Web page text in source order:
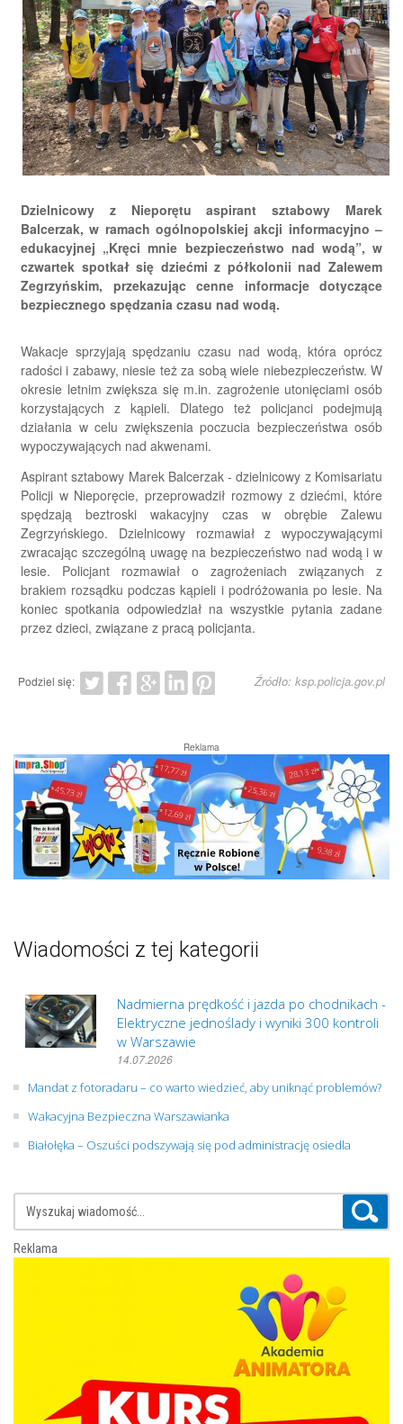
Dzielnicowy z Nieporętu aspirant sztabowy Marek
Balcerzak, w ramach ogólnopolskiej akcji informacyjno –
edukacyjnej „Kręci mnie bezpieczeństwo nad wodą”, w
czwartek spotkał się dziećmi z półkolonii nad Zalewem
Zegrzyńskim, przekazując cenne informacje dotyczące
bezpiecznego spędzania czasu nad wodą.
Wakacje sprzyjają spędzaniu czasu nad wodą, która oprócz
radości i zabawy, niesie też za sobą wiele niebezpieczeństw. W
okresie letnim zwiększa się m.in. zagrożenie utonięciami osób
korzystających z kąpieli. Dlatego też policjanci podejmują
działania w celu zwiększenia poczucia bezpieczeństwa osób
wypoczywających nad akwenami.
Aspirant sztabowy Marek Balcerzak - dzielnicowy z Komisariatu
Policji w Nieporęcie, przeprowadził rozmowy z dziećmi, które
spędzają beztroski wakacyjny czas w obrębie Zalewu
Zegrzyńskiego. Dzielnicowy rozmawiał z wypoczywającymi
zwracając szczególną uwagę na bezpieczeństwo nad wodą i w
lesie. Policjant rozmawiał o zagrożeniach związanych z
brakiem rozsądku podczas kąpieli i podróżowania po lesie. Na
koniec spotkania odpowiedział na wszystkie pytania zadane
przez dzieci, związane z pracą policjanta.
Podziel się: Źródło: ksp.policja.gov.pl
Reklama
Wiadomości z tej kategorii
Nadmierna prędkość i jazda po chodnikach -
Elektryczne jednoślady i wyniki 300 kontroli
w Warszawie
14.07.2026
Mandat z fotoradaru – co warto wiedzieć, aby uniknąć problemów?
Wakacyjna Bezpieczna Warszawianka
Białołęka – Oszuści podszywają się pod administrację osiedla
Reklama